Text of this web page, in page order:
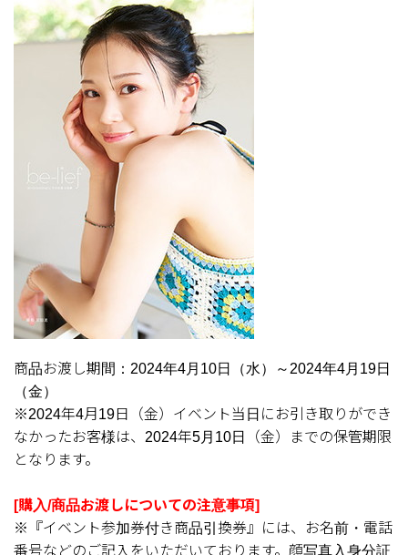
商品お渡し期間：2024年4月10日（水）～2024年4月19日
（金）
※2024年4月19日（金）イベント当日にお引き取りができ
なかったお客様は、2024年5月10日（金）までの保管期限
となります。
[購入/商品お渡しについての注意事項]
※『イベント参加券付き商品引換券』には、お名前・電話
番号などのご記入をいただいております。顔写真入身分証